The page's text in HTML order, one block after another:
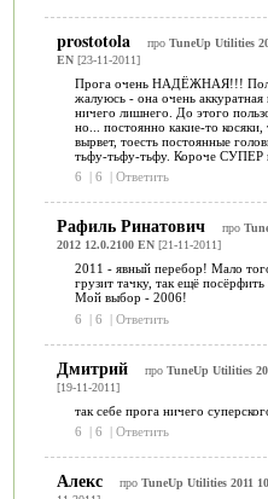
prostotola про TuneUp Utilities
EN[23-11-2011]
Прога очень НАДЁЖНАЯ!!!
жалуюсь - она очень аккуратная
ничего лишнего. До этого
но... постоянно какие-то
вырвет, тоесть постоянные
тьфу-тьфу-тьфу. Короче СУПЕР
6
| 6 | Ответить
Рафиль Ринатович про
2012 12.0.2100 EN[21-11-2011]
2011 - явный перебор! Мало
грузит тачку, так ещё
Мой выбор - 2006!
6
| 6 | Ответить
Дмитрий про TuneUp Utilities
[19-11-2011]
так себе прога ничего
6
| 6 | Ответить
Алекс про TuneUp Utilities 2011